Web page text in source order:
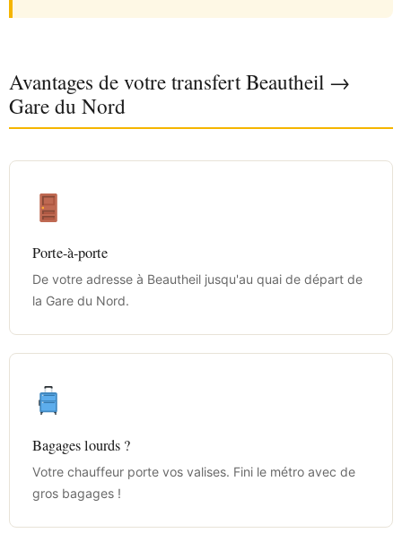
Avantages de votre transfert Beautheil →
Gare du Nord
Porte-à-porte
De votre adresse à Beautheil jusqu'au quai de départ de
la Gare du Nord.
Bagages lourds ?
Votre chauffeur porte vos valises. Fini le métro avec de
gros bagages !